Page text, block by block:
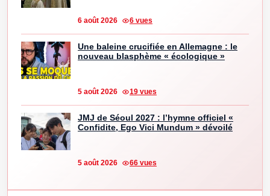
6 août 2026 6 vues
Une baleine crucifiée en Allemagne : le
nouveau blasphème « écologique »
5 août 2026 19 vues
JMJ de Séoul 2027 : l’hymne officiel «
Confidite, Ego Vici Mundum » dévoilé
5 août 2026 66 vues